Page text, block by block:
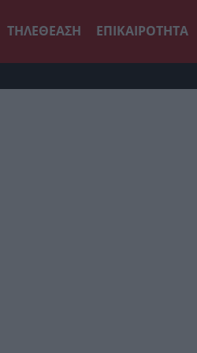
ΤΗΛΕΘΕΑΣΗ ΕΠΙΚΑΙΡΟΤΗΤΑ